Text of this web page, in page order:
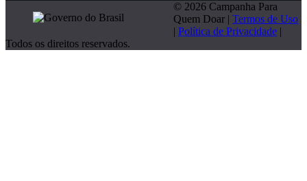
© 2026 Campanha Para
Quem Doar | Termos de Uso
| Política de Privacidade |
Todos os direitos reservados.